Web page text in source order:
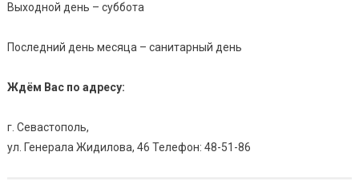
Выходной день – суббота
Последний день месяца – санитарный день
Ждём Вас по адресу:
г. Севастополь,
ул. Генерала Жидилова, 46 Телефон: 48-51-86